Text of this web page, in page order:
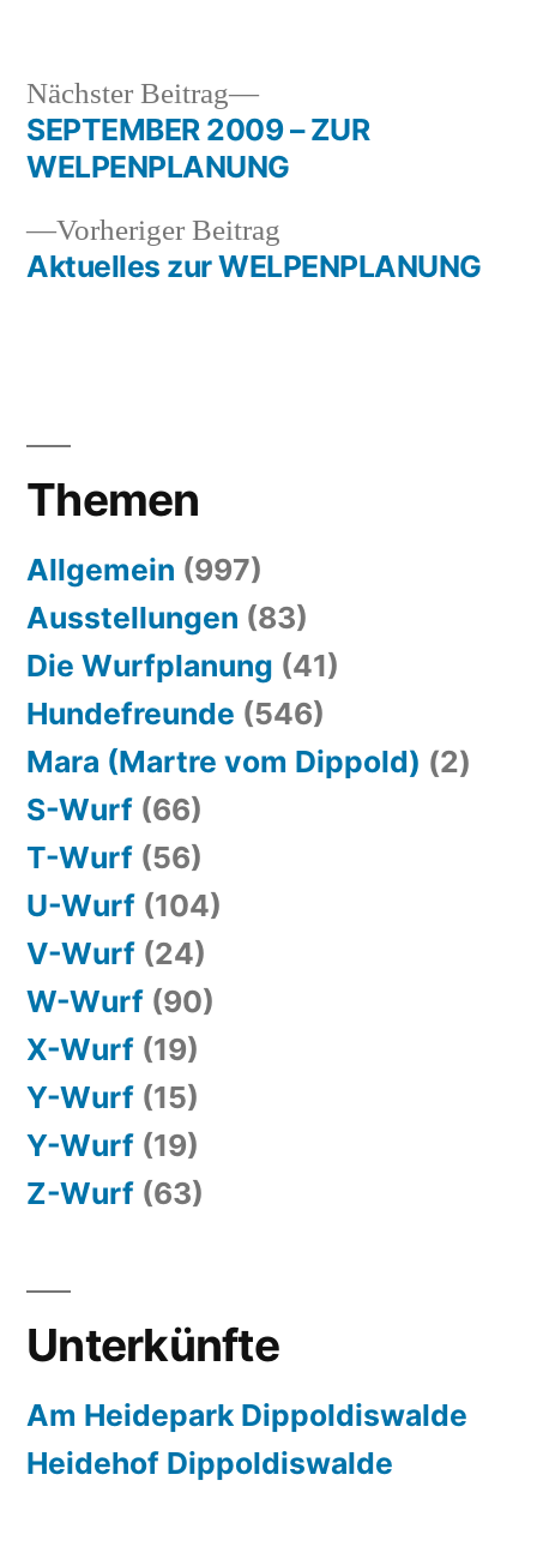
Beitragsnavigation
Vorheriger Beitrag
Beitrag:
Aktuelles zur WELPENPLANUNG
Nächster Beitrag
Nächster
Beitrag:
SEPTEMBER 2009 – ZUR
WELPENPLANUNG
Themen
Allgemein (997)
Ausstellungen (83)
Die Wurfplanung (41)
Hundefreunde (546)
Mara (Martre vom Dippold) (2)
S-Wurf (66)
T-Wurf (56)
U-Wurf (104)
V-Wurf (24)
W-Wurf (90)
X-Wurf (19)
Y-Wurf (15)
Y-Wurf (19)
Z-Wurf (63)
Unterkünfte
Am Heidepark Dippoldiswalde
Heidehof Dippoldiswalde